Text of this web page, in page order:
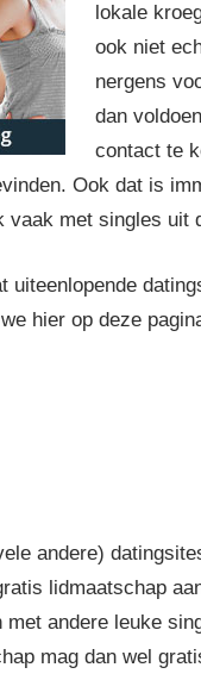
lokale
ook niet
nergens
dan
contact te
Ook dat is
vaak met singles uit
uiteenlopende
hier op deze
andere)
lidmaatschap
andere leuke
mag dan wel